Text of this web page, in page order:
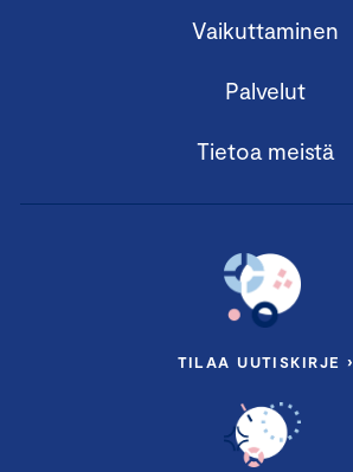
Vaikuttaminen
Palvelut
Tietoa meistä
TILAA UUTISKIRJE ›